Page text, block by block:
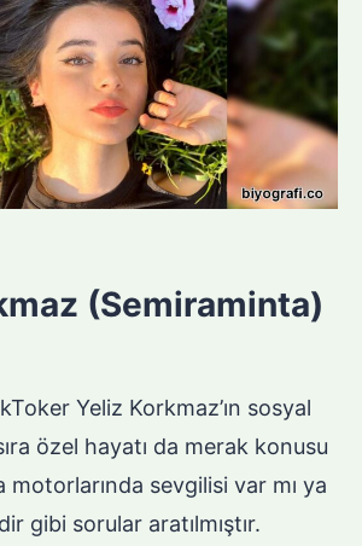
(Semiraminta)
Yeliz Korkmaz’ın sosyal
özel hayatı da merak konusu
motorlarında sevgilisi var mı ya
gibi sorular aratılmıştır.